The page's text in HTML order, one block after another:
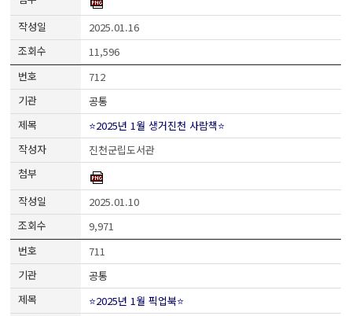
2025.01.16
11,596
712
공통
⭐2025년 1월 생거진천 사람책⭐
진천군립도서관
2025.01.10
9,971
711
공통
⭐2025년 1월 픽업북⭐